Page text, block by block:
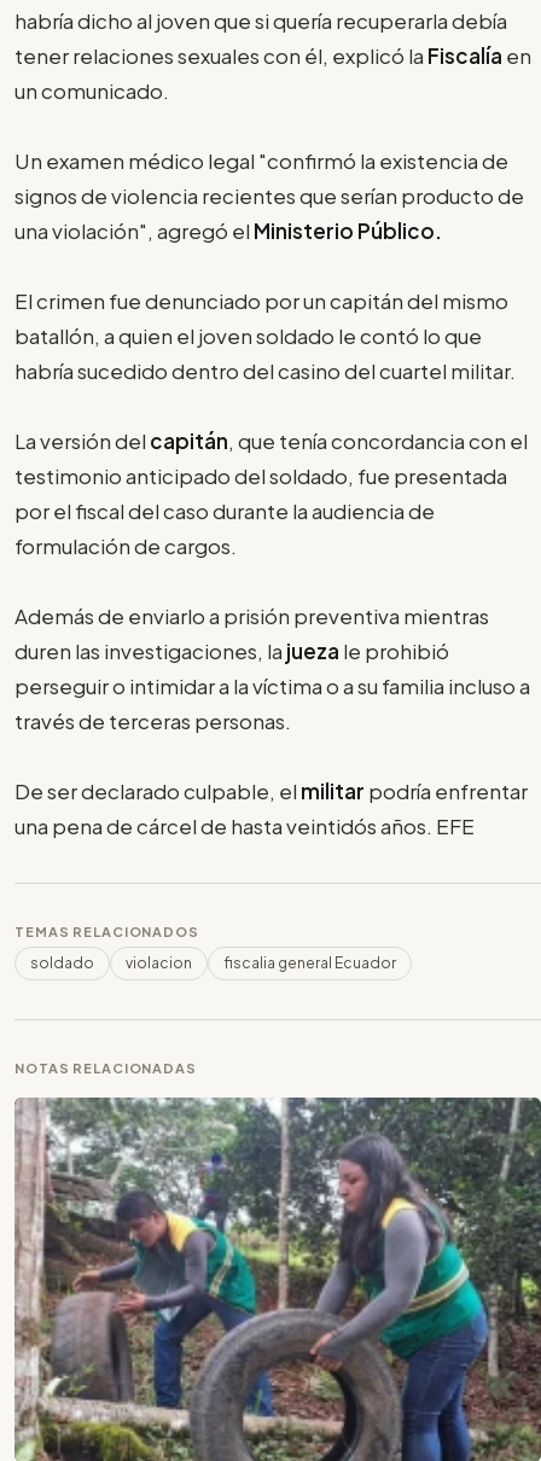
habría dicho al joven que si quería recuperarla debía
tener relaciones sexuales con él, explicó la Fiscalía en
un comunicado.
Un examen médico legal "confirmó la existencia de
signos de violencia recientes que serían producto de
una violación", agregó el Ministerio Público.
El crimen fue denunciado por un capitán del mismo
batallón, a quien el joven soldado le contó lo que
habría sucedido dentro del casino del cuartel militar.
La versión del capitán, que tenía concordancia con el
testimonio anticipado del soldado, fue presentada
por el fiscal del caso durante la audiencia de
formulación de cargos.
Además de enviarlo a prisión preventiva mientras
duren las investigaciones, la jueza le prohibió
perseguir o intimidar a la víctima o a su familia incluso a
través de terceras personas.
De ser declarado culpable, el militar podría enfrentar
una pena de cárcel de hasta veintidós años. EFE
TEMAS RELACIONADOS
soldado violacion fiscalia general Ecuador
NOTAS RELACIONADAS